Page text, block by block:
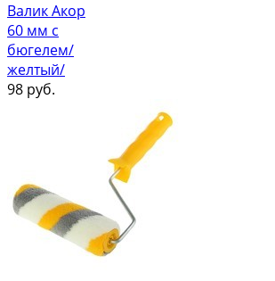
Валик Акор
60 мм с
бюгелем/
желтый/
98 руб.